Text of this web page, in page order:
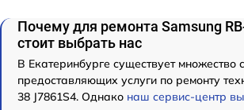
Почему для ремонта Samsung
стоит выбрать нас
В Екатеринбурге существует множество
предоставляющих услуги по ремонту
38 J7861S4. Однако наш сервис-центр